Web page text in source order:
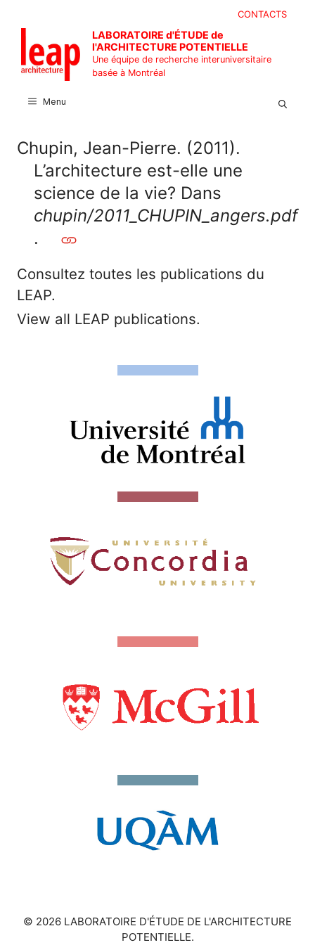
contenu
CONTACTS
LABORATOIRE d'ÉTUDE de
l'ARCHITECTURE POTENTIELLE
Une équipe de recherche interuniversitaire
basée à Montréal
Menu
Chupin, Jean-Pierre. (2011).
L’architecture est-elle une
science de la vie? Dans
chupin/2011_CHUPIN_angers.pdf
.
Consultez toutes les publications du
LEAP.
View all LEAP publications.
© 2026 LABORATOIRE D'ÉTUDE DE L'ARCHITECTURE
POTENTIELLE.